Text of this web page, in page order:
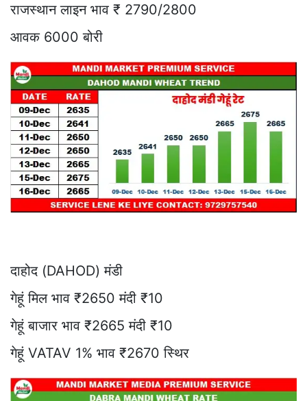
राजस्थान लाइन भाव ₹ 2790/2800
आवक 6000 बोरी
दाहोद (DAHOD) मंडी
गेहूं मिल भाव ₹2650 मंदी ₹10
गेहूं बाजार भाव ₹2665 मंदी ₹10
गेहूं VATAV 1% भाव ₹2670 स्थिर